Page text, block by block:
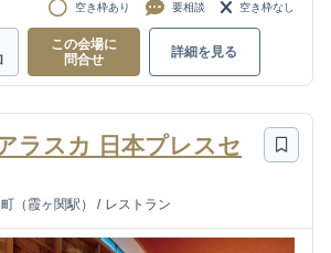
空き枠あり 要相談 空き枠なし
この会場に
問合せ
詳細を見る
ラスカ 日本プレスセ
（霞ヶ関駅） / レストラン